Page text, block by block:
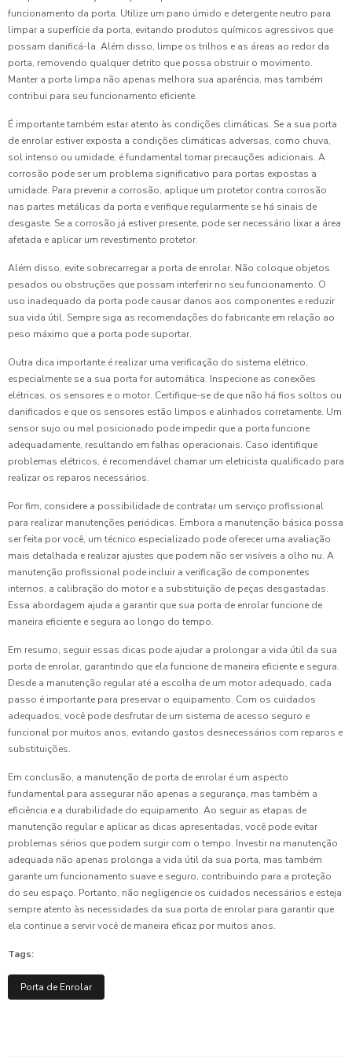
funcionamento da porta. Utilize um pano úmido e detergente neutro para
limpar a superfície da porta, evitando produtos químicos agressivos que
possam danificá-la. Além disso, limpe os trilhos e as áreas ao redor da
porta, removendo qualquer detrito que possa obstruir o movimento.
Manter a porta limpa não apenas melhora sua aparência, mas também
contribui para seu funcionamento eficiente.
É importante também estar atento às condições climáticas. Se a sua porta
de enrolar estiver exposta a condições climáticas adversas, como chuva,
sol intenso ou umidade, é fundamental tomar precauções adicionais. A
corrosão pode ser um problema significativo para portas expostas a
umidade. Para prevenir a corrosão, aplique um protetor contra corrosão
nas partes metálicas da porta e verifique regularmente se há sinais de
desgaste. Se a corrosão já estiver presente, pode ser necessário lixar a área
afetada e aplicar um revestimento protetor.
Além disso, evite sobrecarregar a porta de enrolar. Não coloque objetos
pesados ou obstruções que possam interferir no seu funcionamento. O
uso inadequado da porta pode causar danos aos componentes e reduzir
sua vida útil. Sempre siga as recomendações do fabricante em relação ao
peso máximo que a porta pode suportar.
Outra dica importante é realizar uma verificação do sistema elétrico,
especialmente se a sua porta for automática. Inspecione as conexões
elétricas, os sensores e o motor. Certifique-se de que não há fios soltos ou
danificados e que os sensores estão limpos e alinhados corretamente. Um
sensor sujo ou mal posicionado pode impedir que a porta funcione
adequadamente, resultando em falhas operacionais. Caso identifique
problemas elétricos, é recomendável chamar um eletricista qualificado para
realizar os reparos necessários.
Por fim, considere a possibilidade de contratar um serviço profissional
para realizar manutenções periódicas. Embora a manutenção básica possa
ser feita por você, um técnico especializado pode oferecer uma avaliação
mais detalhada e realizar ajustes que podem não ser visíveis a olho nu. A
manutenção profissional pode incluir a verificação de componentes
internos, a calibração do motor e a substituição de peças desgastadas.
Essa abordagem ajuda a garantir que sua porta de enrolar funcione de
maneira eficiente e segura ao longo do tempo.
Em resumo, seguir essas dicas pode ajudar a prolongar a vida útil da sua
porta de enrolar, garantindo que ela funcione de maneira eficiente e segura.
Desde a manutenção regular até a escolha de um motor adequado, cada
passo é importante para preservar o equipamento. Com os cuidados
adequados, você pode desfrutar de um sistema de acesso seguro e
funcional por muitos anos, evitando gastos desnecessários com reparos e
substituições.
Em conclusão, a manutenção de porta de enrolar é um aspecto
fundamental para assegurar não apenas a segurança, mas também a
eficiência e a durabilidade do equipamento. Ao seguir as etapas de
manutenção regular e aplicar as dicas apresentadas, você pode evitar
problemas sérios que podem surgir com o tempo. Investir na manutenção
adequada não apenas prolonga a vida útil da sua porta, mas também
garante um funcionamento suave e seguro, contribuindo para a proteção
do seu espaço. Portanto, não negligencie os cuidados necessários e esteja
sempre atento às necessidades da sua porta de enrolar para garantir que
ela continue a servir você de maneira eficaz por muitos anos.
Tags:
Porta de Enrolar